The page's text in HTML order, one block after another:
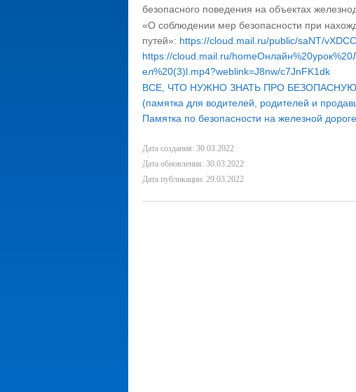
безопасного поведения на объектах
«О соблюдении мер безопасности при
путей»: https://cloud.mail.ru/public/saNT/
https://cloud.mail.ru/
ел%20(3)l.mp4?weblink=J8nw/c7JnFK1dk
ВСЕ, ЧТО НУЖНО ЗНАТЬ ПРО
(памятка для водителей, родителей и
Памятка по безопасности на железной
Дата создания: 30.03.2022
Дата обновления: 30.03.2022
Дата публикации: 29.03.2022